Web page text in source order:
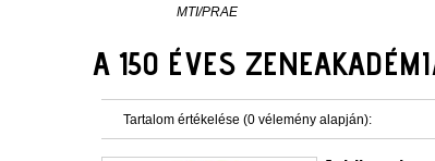
MTI/PRAE
A 150 ÉVES
Tartalom értékelése (0 vélemény alapján):